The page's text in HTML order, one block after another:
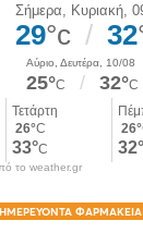
το weather.gr
ΦΑΡΜΑΚΕΙΑ